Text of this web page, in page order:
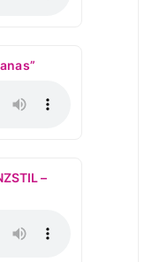
–